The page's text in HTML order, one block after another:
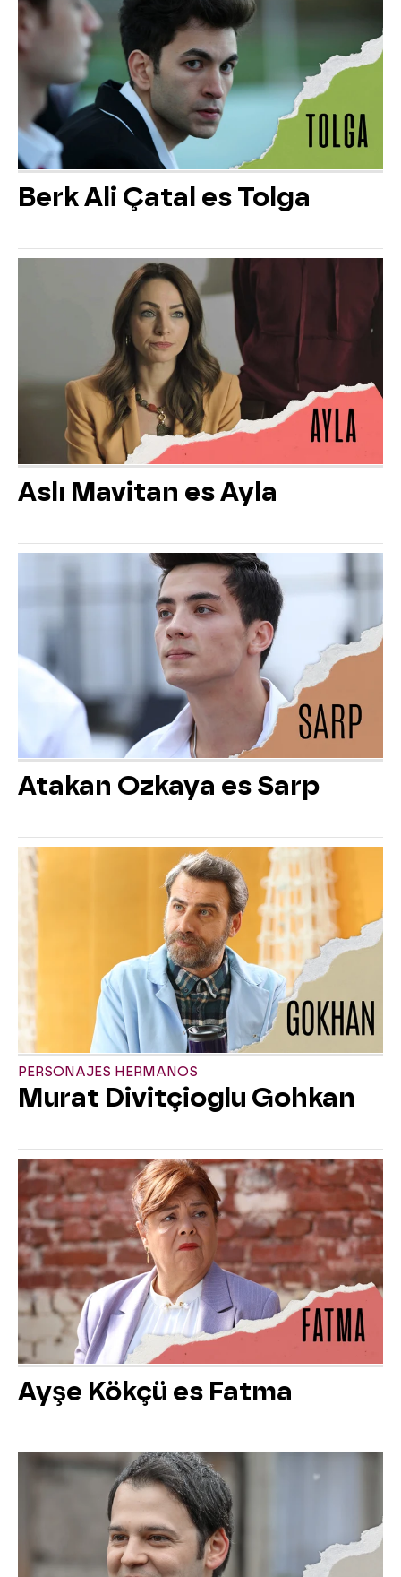
Berk Ali Çatal es Tolga
Aslı Mavitan es Ayla
Atakan Ozkaya es Sarp
PERSONAJES HERMANOS
Murat Divitçioglu Gohkan
Ayşe Kökçü es Fatma